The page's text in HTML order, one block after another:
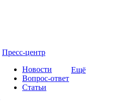
Пресс-центр
Новости
Вопрос-ответ
Статьи
Ещё